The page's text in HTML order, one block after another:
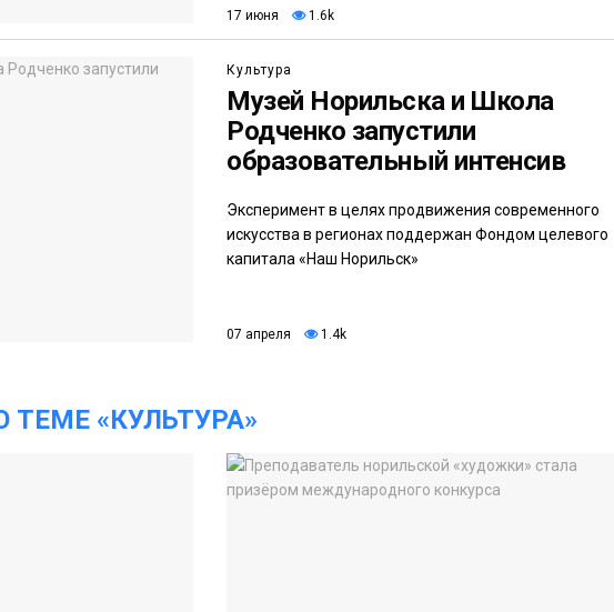
17 июня 1.6k
Культура
Музей Норильска и Школа
Родченко запустили
образовательный интенсив
Эксперимент в целях продвижения современного
искусства в регионах поддержан Фондом целевого
капитала «Наш Норильск»
07 апреля 1.4k
«КУЛЬТУРА»